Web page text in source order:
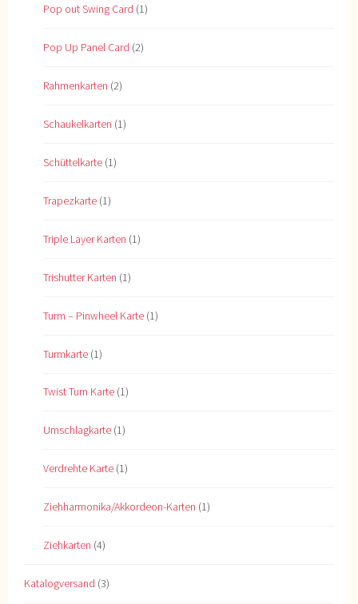
Pop out Swing Card (1)
Pop Up Panel Card (2)
Rahmenkarten (2)
Schaukelkarten (1)
Schüttelkarte (1)
Trapezkarte (1)
Triple Layer Karten (1)
Trishutter Karten (1)
Turm – Pinwheel Karte (1)
Turmkarte (1)
Twist Turn Karte (1)
Umschlagkarte (1)
Verdrehte Karte (1)
Ziehharmonika/Akkordeon-Karten (1)
Ziehkarten (4)
Katalogversand (3)